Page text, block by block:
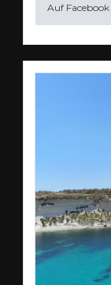
Auf Facebook